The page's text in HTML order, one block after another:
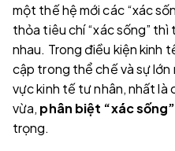
một thế hệ mới các “xác
thỏa tiêu chí “xác sống”
nhau. Trong điều kiện kinh
cập trong thể chế và sự lớn
vực kinh tế tư nhân, nhất là
vừa, phân biệt “xác
trọng.